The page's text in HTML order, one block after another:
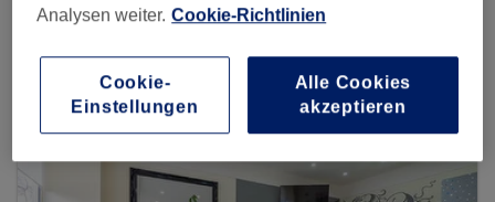
Uhlandstraße 28, Charlottenburg (Gartenhaus), 10719
Analysen weiter. Cookie-Richtlinien
Cookie-
Einstellungen
Alle Cookies
akzeptieren